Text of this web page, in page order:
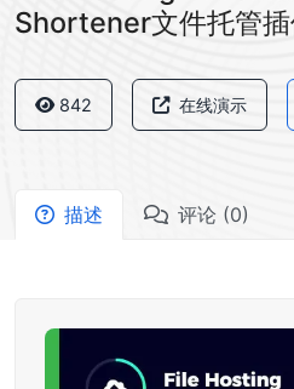
Shortener文件托管
842 在线演示
描述 评论 (0)